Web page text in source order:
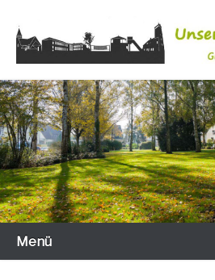
Inhalt
wechseln
Unser Elverdissen
Menü